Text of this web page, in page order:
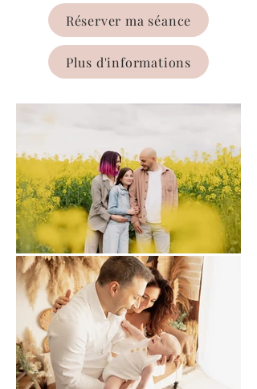
Réserver ma séance
Plus d'informations